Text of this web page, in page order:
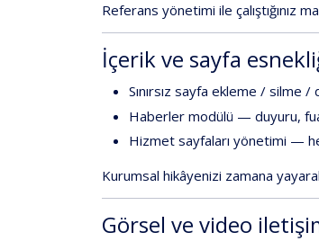
Referans yönetimi ile çalıştığınız
İçerikve sayfa
Sınırsız sayfa ekleme / silme /
Haberler modülü — duyuru,
Hizmet sayfaları yönetimi —
Kurumsal hikâyenizi zamana
Görsel ve video